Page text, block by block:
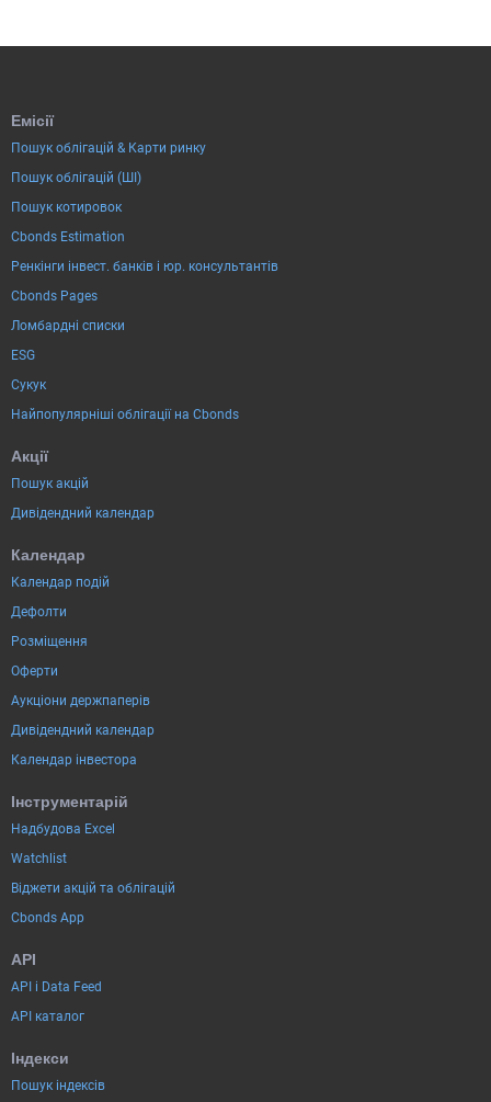
Емісії
Пошук облігацій & Карти ринку
Пошук облігацій (ШІ)
Пошук котировок
Cbonds Estimation
Ренкінги інвест. банків і юр. консультантів
Cbonds Pages
Ломбардні списки
ESG
Сукук
Найпопулярніші облігації на Cbonds
Акції
Пошук акцій
Дивідендний календар
Календар
Календар подій
Дефолти
Розміщення
Оферти
Аукціони держпаперів
Дивідендний календар
Календар інвестора
Інструментарій
Надбудова Excel
Watchlist
Віджети акцій та облігацій
Cbonds App
API
API і Data Feed
API каталог
Індекси
Пошук індексів